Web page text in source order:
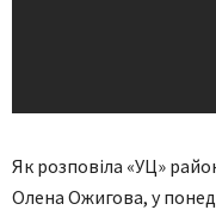
Як розповіла «УЦ»
Олена Ожигова, у